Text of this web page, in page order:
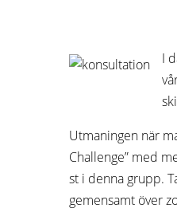
I
Utmaningen när
Challenge” med
st i denna grupp.
gemensamt över